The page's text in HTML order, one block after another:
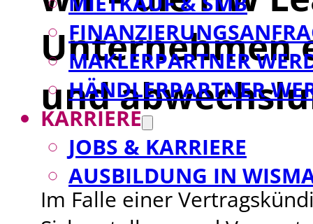
MAKLERPARTNER
HÄNDLERPARTNER
KARRIERE
JOBS & KARRIERE
AUSBILDUNG IN
Unternehmen
und
Im Falle einer